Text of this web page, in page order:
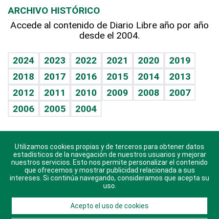
Hablando con el pediatra
Vida y familia
Eñe
Celebrando la vida
Sin complejos
En pocas palabras
Escuchando al corazón
Economía Personal
BRV
TBT Deportivo
Columnistas
Más firmas
Hecho en casa
Guía del dinero
Cumpleaños
Horóscopos
Juegos
ARCHIVO HISTÓRICO
Accede al contenido de Diario Libre año por año
desde el 2004.
2024 2023 2022 2021 2020
2019
2018
2017 2016 2015 2014
2013
2012
2011 2010 2009 2008
2007
2006
2005 2004
Descarga nuestras aplicaciones para Android, iOS y
sistema Huawei.
© 2021 Diario Libre, todos los derechos reservados.
Utilizamos cookies propias y de terceros para obtener datos
estadísticos de la navegación de nuestros usuarios y mejorar
nuestros servicios. Esto nos permite personalizar el contenido
que ofrecemos y mostrar publicidad relacionada a sus
intereses. Si continúa navegando, consideramos que acepta su
uso.
Acepto el uso de cookies